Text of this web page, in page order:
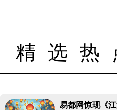
精选
易都网惊现《